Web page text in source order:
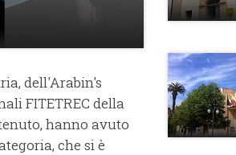
dell'Arabin's
FITETREC della
hanno avuto
che si è